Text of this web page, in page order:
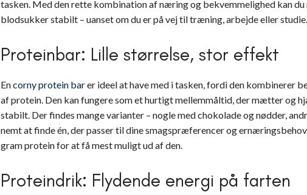
tasken. Med den rette kombination af næring og bekvemmelighed kan du
blodsukker stabilt – uanset om du er på vej til træning, arbejde eller
Proteinbar: Lille størrelse, stor effekt
Encorny protein barer ideel at have med i tasken, fordi den kombinerer
af protein. Den kan fungere som et hurtigt mellemmåltid, der mætter og
stabilt. Der findes mange varianter – nogle med chokolade og nødder,
nemt at finde én, der passer til dine smagspræferencer og
gram protein for at få mest muligt ud af den.
Proteindrik: Flydende energi på farten